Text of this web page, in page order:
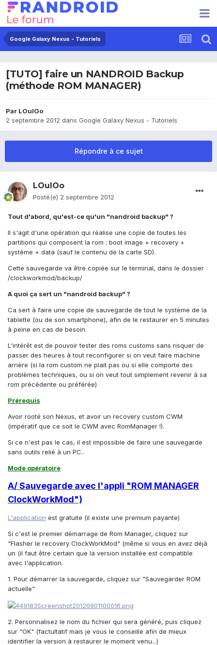
Google Galaxy Nexus - Tutoriels
[TUTO] faire un NANDROID Backup
(méthode ROM MANAGER)
Par LOulOo
2 septembre 2012 dans Google Galaxy Nexus - Tutoriels
Répondre à ce sujet
LOulOo
Posté(e) 2 septembre 2012
Tout d'abord, qu'est-ce qu'un "nandroid backup" ?
Il s'agit d'une opération qui réalise une copie de toutes les
partitions qui composent la rom : boot image + recovery +
système + data (sauf le contenu de la carte SD).
Cette sauvegarde va être copiée sur le terminal, dans le dossier
/clockworkmod/backup/
A quoi ça sert un "nandroid backup" ?
Ca sert à faire une copie de sauvegarde de tout le système de la
tablette (ou de son smartphone), afin de le restaurer en 5 minutes
à peine en cas de besoin.
L'intérêt est de pouvoir tester des roms customs sans risquer de
passer des heures à tout reconfigurer si on veut faire machine
arrière (si la rom custom ne plait pas ou si elle comporte des
problèmes techniques, ou si on veut tout simplement revenir à sa
rom précédente ou préférée)
Prérequis
Avoir rooté son Nexus, et avoir un recovery custom CWM
(impératif que ce soit le CWM avec RomManager !).
Si ce n'est pas le cas, il est impossible de faire une sauvegarde
sans outils relié à un PC..
Mode opératoire
A/ Sauvegarde avec l'appli "ROM MANAGER
ClockWorkMod")
L'application est gratuite (il existe une premium payante)
Si c'est le premier démarrage de Rom Manager, cliquez sur
"Flasher le recovery ClockWorkMod" (même si vous en avez déjà
un (il faut être certain que la version installée est compatible
avec l'application.
1. Pour démarrer la sauvegarde, cliquez sur "Sauvegarder ROM
actuelle"
2. Personnalisez le nom du fichier qui sera généré, puis cliquez
sur "OK" (factultatif mais je vous le conseille afin de mieux
identifier la version à restaurer le moment venu...)